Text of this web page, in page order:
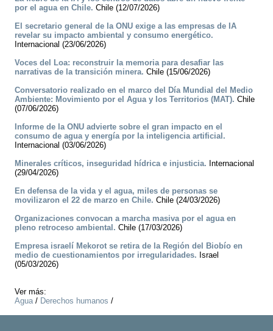
por el agua en Chile. Chile (12/07/2026)
El secretario general de la ONU exige a las empresas de IA
revelar su impacto ambiental y consumo energético.
Internacional (23/06/2026)
Voces del Loa: reconstruir la memoria para desafiar las
narrativas de la transición minera. Chile (15/06/2026)
Conversatorio realizado en el marco del Día Mundial del Medio
Ambiente: Movimiento por el Agua y los Territorios (MAT). Chile
(07/06/2026)
Informe de la ONU advierte sobre el gran impacto en el
consumo de agua y energía por la inteligencia artificial.
Internacional (03/06/2026)
Minerales críticos, inseguridad hídrica e injusticia. Internacional
(29/04/2026)
En defensa de la vida y el agua, miles de personas se
movilizaron el 22 de marzo en Chile. Chile (24/03/2026)
Organizaciones convocan a marcha masiva por el agua en
pleno retroceso ambiental. Chile (17/03/2026)
Empresa israelí Mekorot se retira de la Región del Biobío en
medio de cuestionamientos por irregularidades. Israel
(05/03/2026)
Ver más:
Agua/ Derechos humanos /